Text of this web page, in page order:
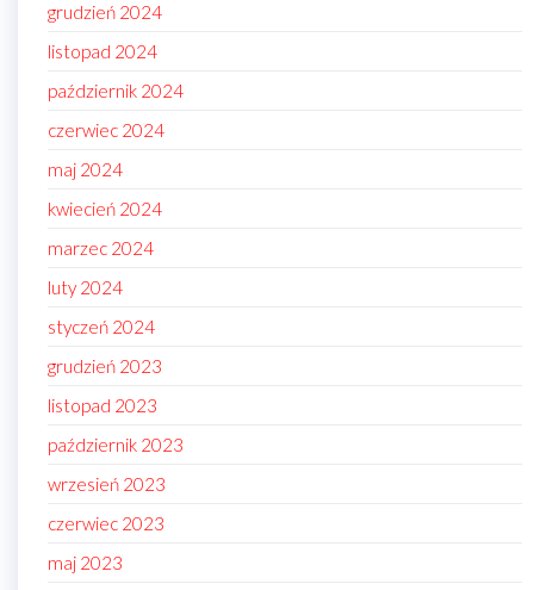
grudzień 2024
listopad 2024
październik 2024
czerwiec 2024
maj 2024
kwiecień 2024
marzec 2024
luty 2024
styczeń 2024
grudzień 2023
listopad 2023
październik 2023
wrzesień 2023
czerwiec 2023
maj 2023